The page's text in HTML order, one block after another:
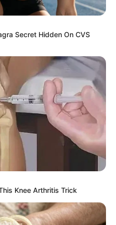
Secret Hidden On CVS
Knee Arthritis Trick